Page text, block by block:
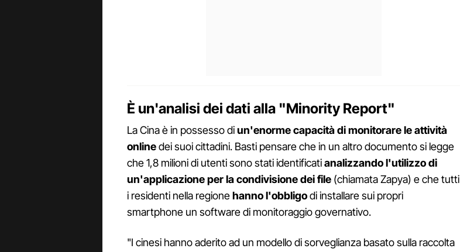
È un'analisi dei dati alla "Minority Report"
La Cina è in possesso diun'enorme capacità di monitorare le attività
onlinedei suoi cittadini. Basti pensare che in un altro documento si legge
che 1,8 milioni di utenti sono stati identificatianalizzando l'utilizzo di
un'applicazione per la condivisione dei file (chiamata Zapya) e che tutti
i residenti nella regionehanno l'obbligodi installare sui propri
smartphone un software di monitoraggio governativo.
"I cinesi hanno aderito ad un modello di sorveglianza basato sulla raccolta